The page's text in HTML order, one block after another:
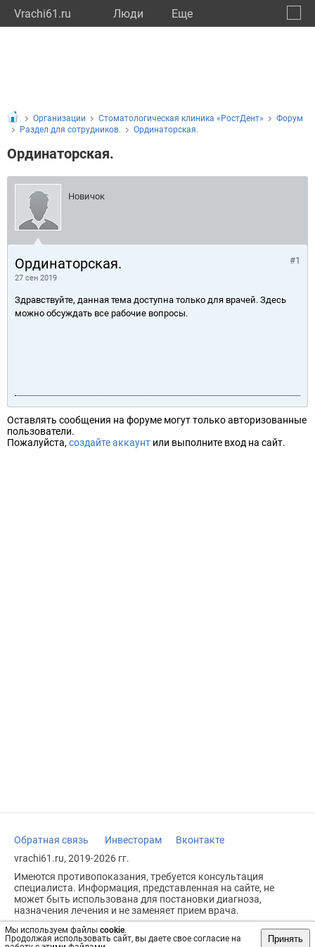
Vrachi61.ru Люди Eще
Мы используем файлы cookie.
Продолжая использовать сайт, вы даете свое согласие на
Принять
Организации Стоматологическая клиника «РостДент»
Форум
Раздел для сотрудников.
Ординаторская.
Ординаторская.
Новичок
Ординаторская.
27 сен 2019
#1
Здравствуйте, данная тема доступна только для врачей. Здесь
можно обсуждать все рабочие вопросы.
Оставлять сообщения на форуме могут только авторизованные
пользователи.
Пожалуйста, создайте аккаунт или выполните вход на сайт.
Обратная связь Инвесторам
Вконтакте
vrachi61.ru, 2019-2026 гг.
Имеются противопоказания, требуется консультация
специалиста. Информация, представленная на сайте, не
может быть использована для постановки диагноза,
назначения лечения и не заменяет прием врача.
Возрастное ограничение: 18+